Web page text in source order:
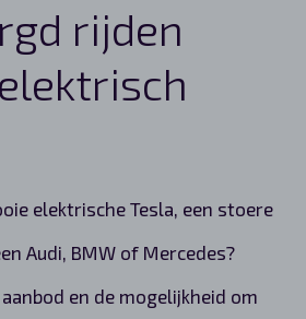
rijden
elektrische Tesla, een stoere
Audi, BMW of Mercedes?
en de mogelijkheid om